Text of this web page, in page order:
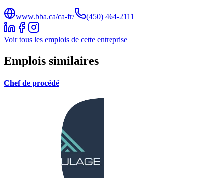
www.bba.ca/ca-fr/ (450) 464-2111
Voir tous les emplois de cette entreprise
Emplois similaires
Chef de procédé